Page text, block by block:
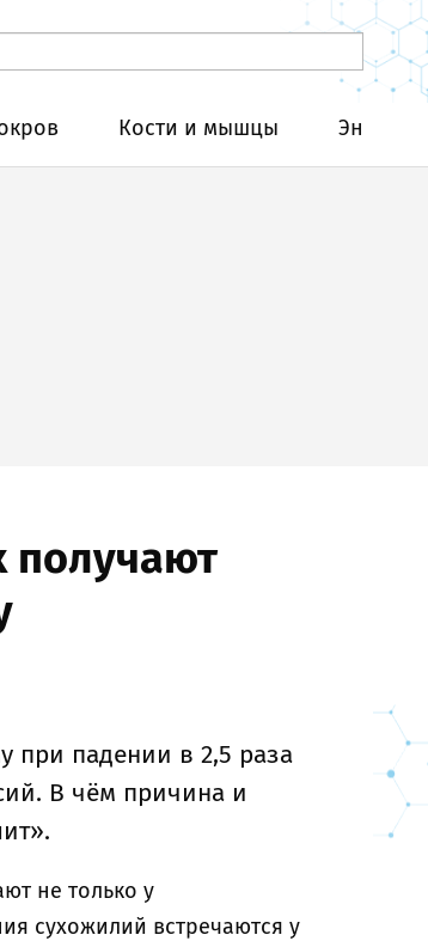
Кости и мышцы
получают
при падении в 2,5 раза
В чём причина и
не только у
сухожилий встречаются у